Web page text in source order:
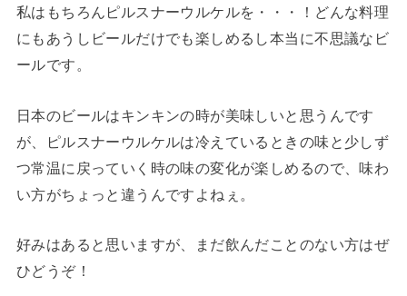
私はもちろんピルスナーウルケルを・・・！どんな料理
にもあうしビールだけでも楽しめるし本当に不思議なビ
ールです。
日本のビールはキンキンの時が美味しいと思うんです
が、ピルスナーウルケルは冷えているときの味と少しず
つ常温に戻っていく時の味の変化が楽しめるので、味わ
い方がちょっと違うんですよねぇ。
好みはあると思いますが、まだ飲んだことのない方はぜ
ひどうぞ！